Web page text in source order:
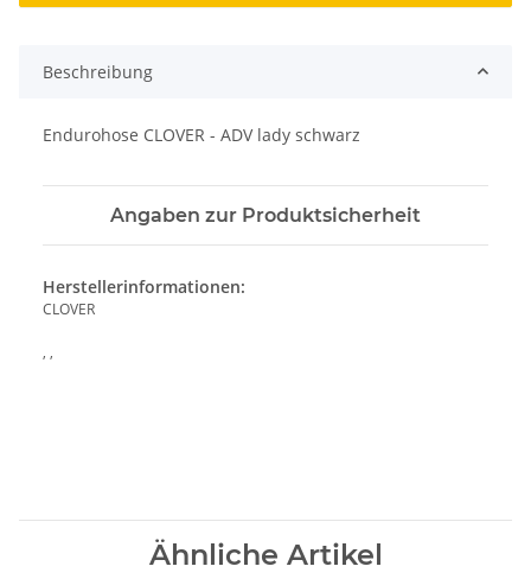
Beschreibung
Endurohose CLOVER - ADV lady schwarz
Angaben zur Produktsicherheit
Herstellerinformationen:
CLOVER
, ,
Ähnliche Artikel